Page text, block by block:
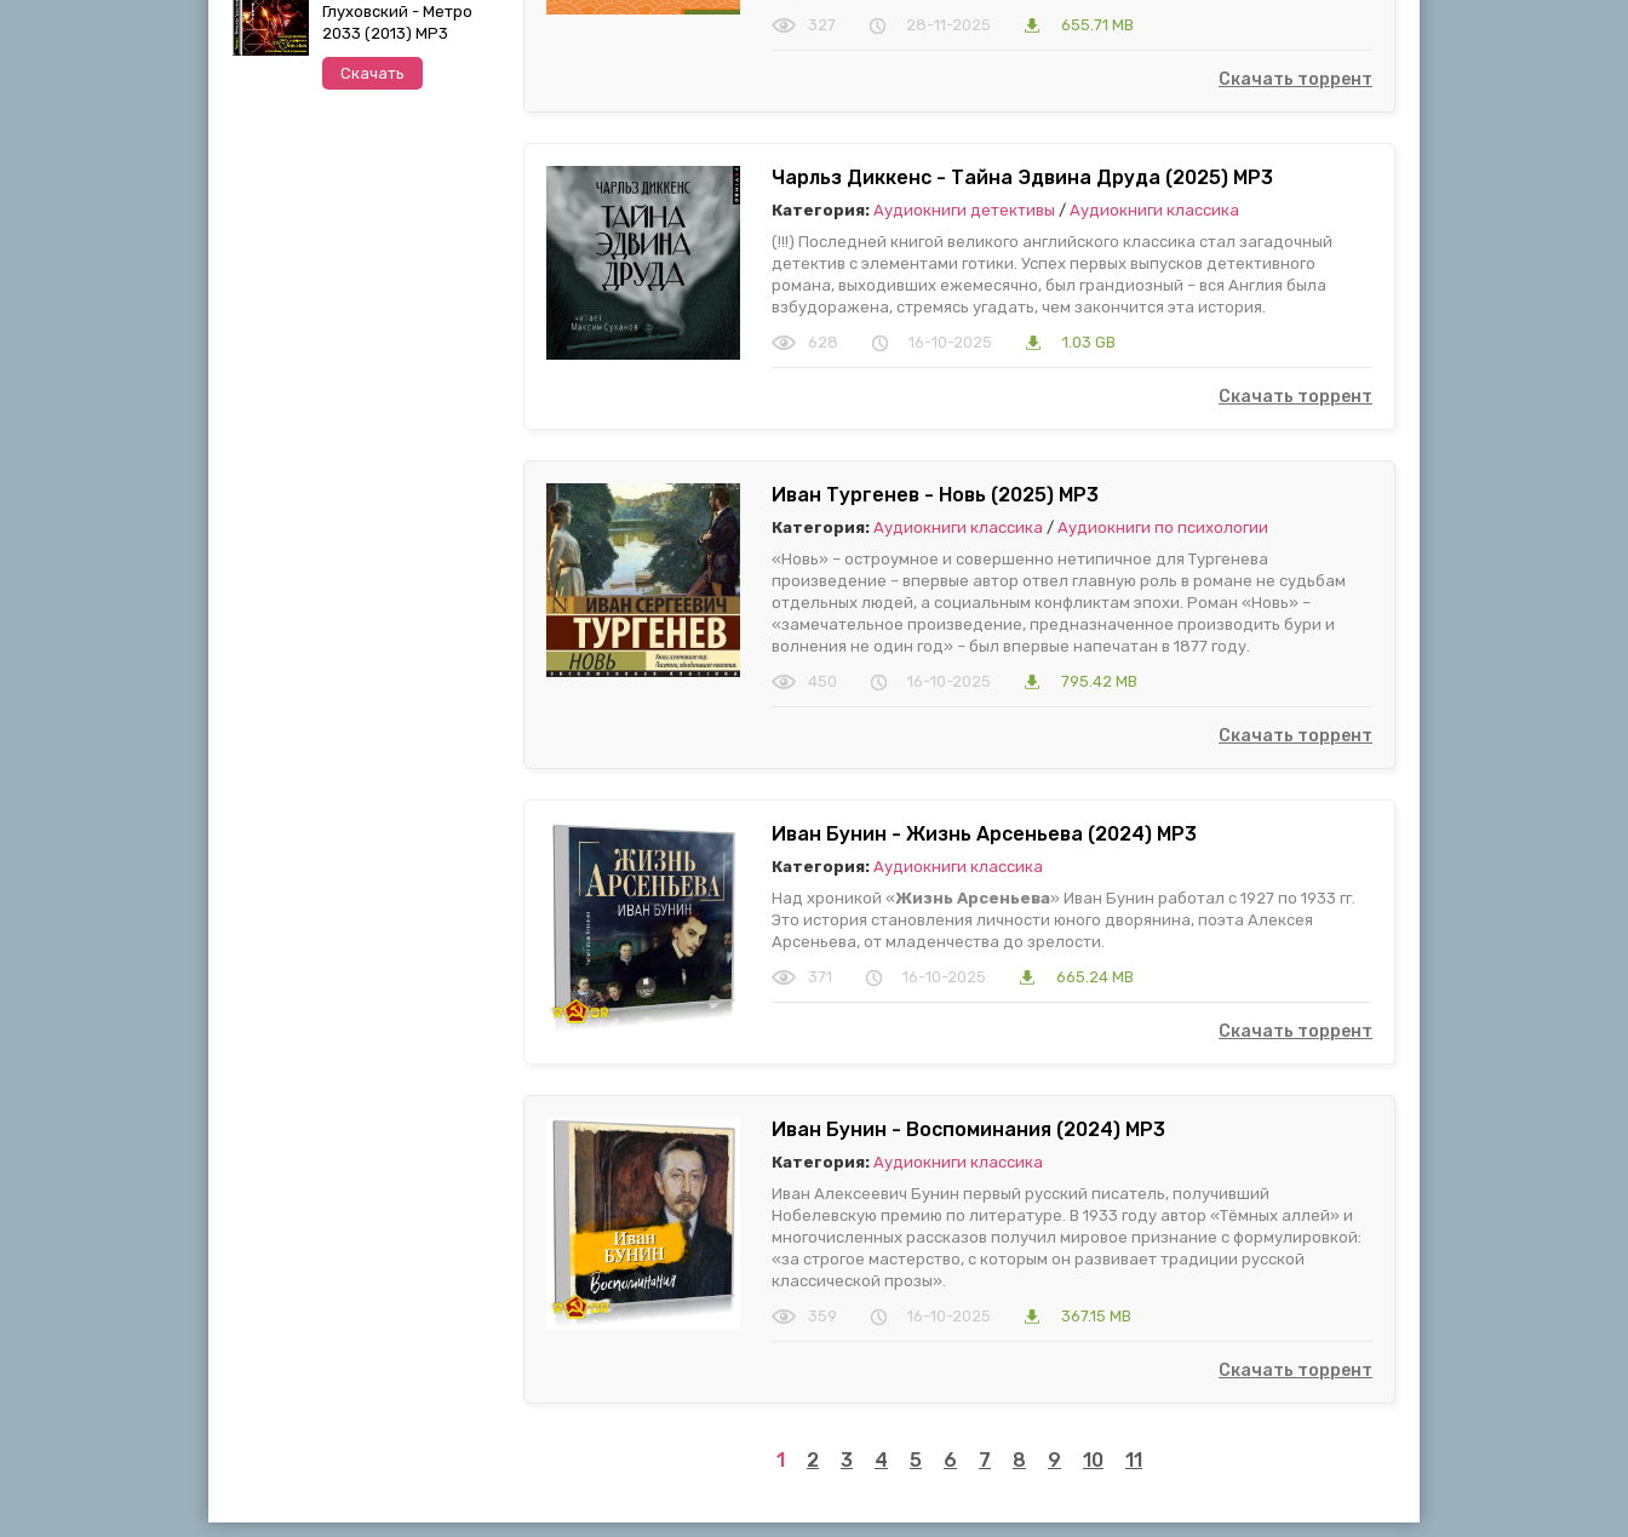
Глуховский - Метро
2033 (2013) MP3
Скачать
327
28-11-2025 655.71 MB
Скачать торрент
Чарльз Диккенс - Тайна Эдвина Друда (2025) МР3
Категория: Аудиокниги детективы / Аудиокниги классика
(!!!) Последней книгой великого английского классика стал загадочный
детектив с элементами готики. Успех первых выпусков детективного
романа, выходивших ежемесячно, был грандиозный – вся Англия была
взбудоражена, стремясь угадать, чем закончится эта история.
628
16-10-2025 1.03 GB
Скачать торрент
Иван Тургенев - Новь (2025) MP3
Категория: Аудиокниги классика / Аудиокниги по психологии
«Новь» – остроумное и совершенно нетипичное для Тургенева
произведение – впервые автор отвел главную роль в романе не судьбам
отдельных людей, а социальным конфликтам эпохи. Роман «Новь» –
«замечательное произведение, предназначенное производить бури и
волнения не один год» – был впервые напечатан в 1877 году.
450
16-10-2025 795.42 MB
Скачать торрент
Иван Бунин - Жизнь Арсеньева (2024) MP3
Категория: Аудиокниги классика
Над хроникой «Жизнь Арсеньева» Иван Бунин работал с 1927 по 1933 гг.
Это история становления личности юного дворянина, поэта Алексея
Арсеньева, от младенчества до зрелости.
371
16-10-2025 665.24 MB
Скачать торрент
Иван Бунин - Воспоминания (2024) MP3
Категория: Аудиокниги классика
Иван Алексеевич Бунин первый русский писатель, получивший
Нобелевскую премию по литературе. В 1933 году автор «Тёмных аллей» и
многочисленных рассказов получил мировое признание с формулировкой:
«за строгое мастерство, с которым он развивает традиции русской
классической прозы».
359
16-10-2025 367.15 MB
Скачать торрент
1 2 3 4 5 6 7 8 9 10 11